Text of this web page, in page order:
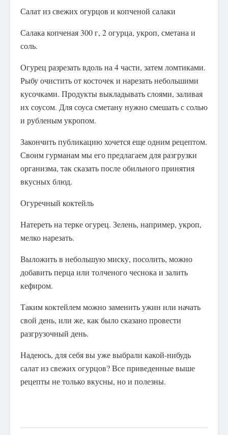
Салат из свежих огурцов и копченой салаки
Салака копченая 300 г, 2 огурца, укроп, сметана и
соль.
Огурец разрезать вдоль на 4 части, затем ломтиками.
Рыбу очистить от косточек и нарезать небольшими
кусочками. Продукты выкладывать слоями, заливая
их соусом. Для соуса сметану нужно смешать с солью
и рубленым укропом.
Закончить публикацию хочется еще одним рецептом.
Своим гурманам мы его предлагаем для разгрузки
организма, так сказать после обильного принятия
вкусных блюд.
Огуречный коктейль
Натереть на терке огурец. Зелень, например, укроп,
мелко нарезать.
Выложить в небольшую миску, посолить, можно
добавить перца или толченого чеснока и залить
кефиром.
Таким коктейлем можно заменить ужин или начать
свой день, или же, как было сказано провести
разгрузочный день.
Надеюсь, для себя вы уже выбрали какой-нибудь
салат из свежих огурцов? Все приведенные выше
рецепты не только вкусны, но и полезны.